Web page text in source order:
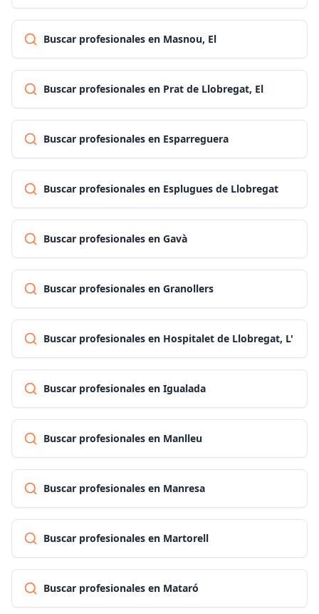
Buscar profesionales en Masnou, El
Buscar profesionales en Prat de Llobregat, El
Buscar profesionales en Esparreguera
Buscar profesionales en Esplugues de Llobregat
Buscar profesionales en Gavà
Buscar profesionales en Granollers
Buscar profesionales en Hospitalet de Llobregat, L'
Buscar profesionales en Igualada
Buscar profesionales en Manlleu
Buscar profesionales en Manresa
Buscar profesionales en Martorell
Buscar profesionales en Mataró